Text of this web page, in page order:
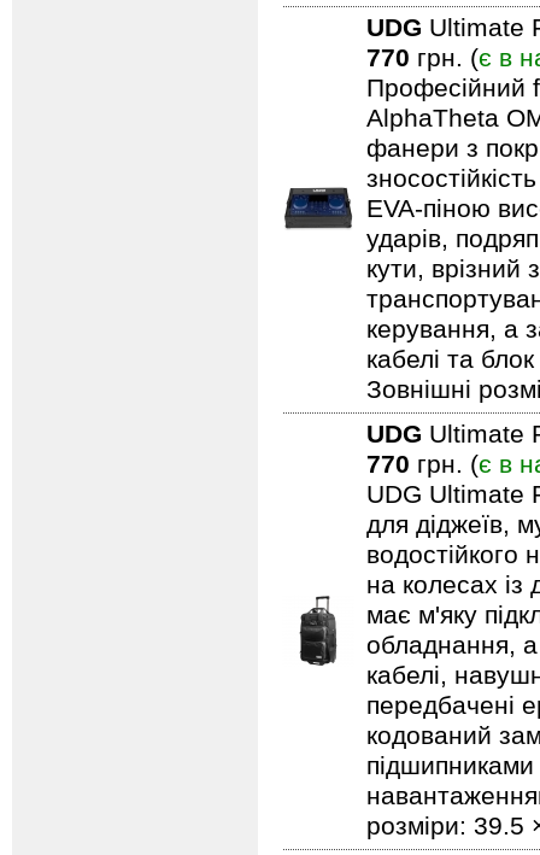
UDG Ultimate
770 грн. (є в
Професійний
AlphaTheta
фанери з
EVA-піною
ударів,
кути,
керування, а
кабелі та
Зовнішні
UDG Ultimate
770 грн. (є в
UDG Ultimate
для діджеїв,
водостійкого
на колесах із
має м'яку
обладнання, а
кабелі,
передбачені
кодований
розміри: 39.5